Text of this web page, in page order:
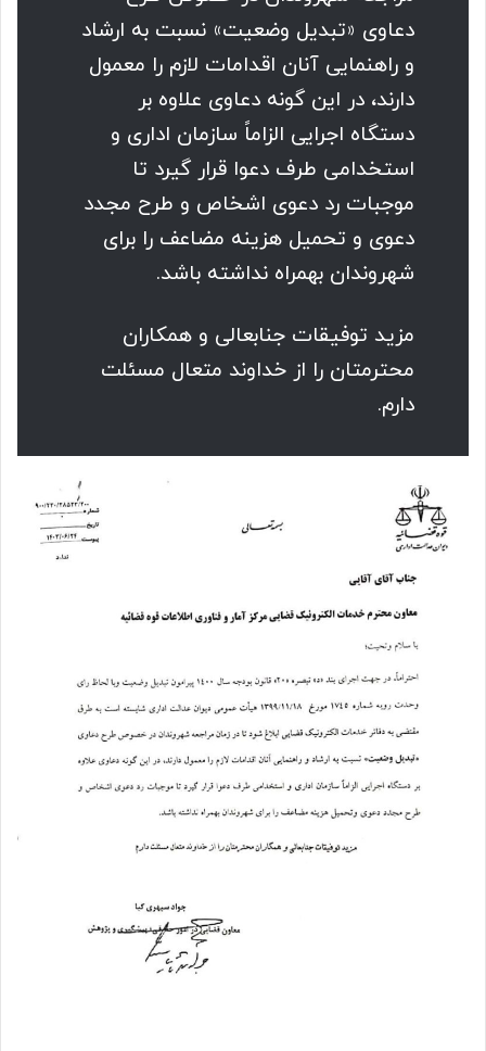
دعاوی «تبدیل وضعیت» نسبت به ارشاد
و راهنمایی آنان اقدامات لازم را معمول
دارند، در این گونه دعاوی علاوه بر
دستگاه اجرایی الزاماً سازمان اداری و
استخدامی طرف دعوا قرار گیرد تا
موجبات رد دعوی اشخاص و طرح مجدد
دعوى و تحمیل هزینه مضاعف را برای
شهروندان بهمراه نداشته باشد.
مزید توفیقات جنابعالی و همکاران
محترمتان را از خداوند متعال مسئلت
دارم.